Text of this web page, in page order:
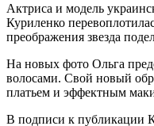
Актриса и модель
Куриленко
преображения звезда
На новых фото Ольга
волосами. Свой новый
платьем и эффектным
В подписи к публикации